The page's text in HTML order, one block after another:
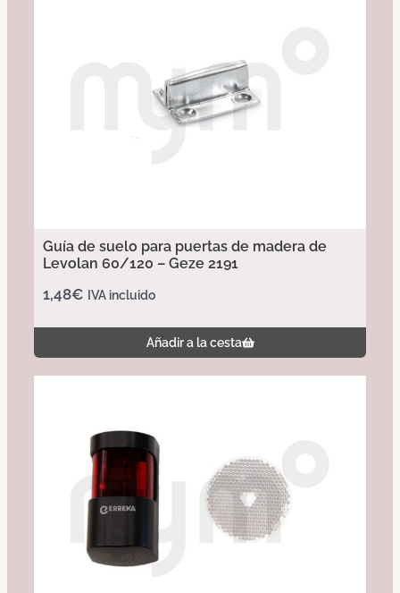
Guía de suelo para puertas de madera de
Levolan 60/120 – Geze 2191
1,48€ IVA incluido
Añadir a la cesta